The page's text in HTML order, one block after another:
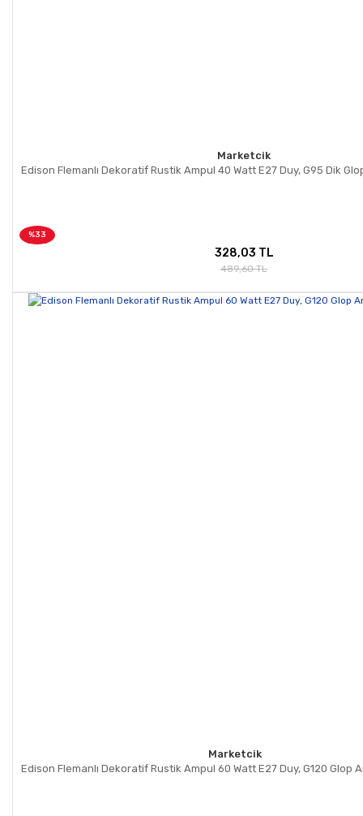
Marketcik
Edison Flemanlı Dekoratif Rustik Ampul 40 Watt E27 Duy, G95 Dik
%33
328,03 TL
489,60 TL
Marketcik
Edison Flemanlı Dekoratif Rustik Ampul 60 Watt E27 Duy, G120 Glop